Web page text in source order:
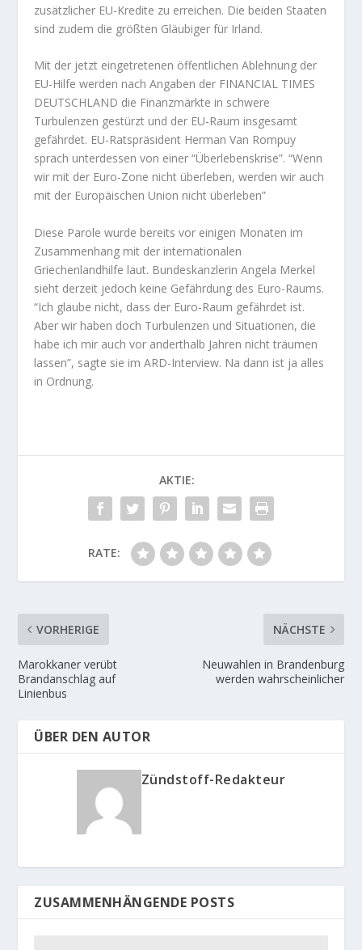
zusätzlicher EU-Kredite zu erreichen. Die beiden Staaten
sind zudem die größten Gläubiger für Irland.
Mit der jetzt eingetretenen öffentlichen Ablehnung der
EU-Hilfe werden nach Angaben der FINANCIAL TIMES
DEUTSCHLAND die Finanzmärkte in schwere
Turbulenzen gestürzt und der EU-Raum insgesamt
gefährdet. EU-Ratspräsident Herman Van Rompuy
sprach unterdessen von einer “Überlebenskrise”. “Wenn
wir mit der Euro-Zone nicht überleben, werden wir auch
mit der Europäischen Union nicht überleben”
Diese Parole wurde bereits vor einigen Monaten im
Zusammenhang mit der internationalen
Griechenlandhilfe laut. Bundeskanzlerin Angela Merkel
sieht derzeit jedoch keine Gefährdung des Euro-Raums.
“Ich glaube nicht, dass der Euro-Raum gefährdet ist.
Aber wir haben doch Turbulenzen und Situationen, die
habe ich mir auch vor anderthalb Jahren nicht träumen
lassen”, sagte sie im ARD-Interview. Na dann ist ja alles
in Ordnung.
AKTIE:
RATE:
VORHERIGE
Marokkaner verübt
Brandanschlag auf
Linienbus
NÄCHSTE
Neuwahlen in Brandenburg
werden wahrscheinlicher
ÜBER DEN AUTOR
Zündstoff-Redakteur
ZUSAMMENHÄNGENDE POSTS